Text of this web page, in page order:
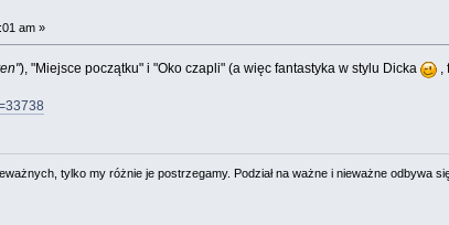
am »
), "Miejsce początku" i "Oko czapli" (a więc fantastyka w stylu Dicka
,
tylko my różnie je postrzegamy. Podział na ważne i nieważne odbywa